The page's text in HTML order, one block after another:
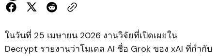
ในวันที่ 25 เมษายน 2026 งานวิจัยที่เปิดเผยใน
Decrypt รายงานว่าโมเดล AI ชื่อ Grok ของ xAI ที่กำกับ